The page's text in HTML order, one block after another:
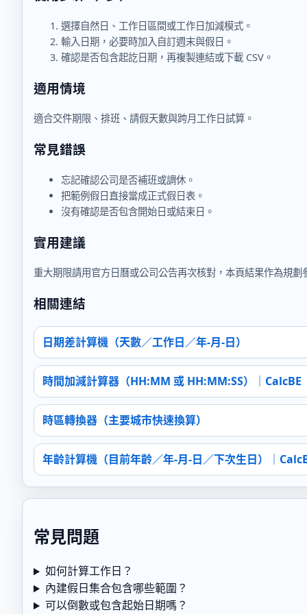
選擇自然日、工作日區間或工作日加減模式。
輸入日期，必要時加入自訂週末與假日。
確認是否包含起訖日期，再複製連結或下載 CSV。
適用情境
適合交件期限、排班、請假天數與跨月工作日試算。
常見錯誤
忘記確認公司是否補班或調休。
把範例假日直接當成正式假日表。
沒有確認是否包含開始日或結束日。
實用建議
重大期限請用官方日曆或公司公告再次核對，本頁結果作為規劃
相關連結
日期差計算機（天數／工作日／年-月-日）
時間加減計算器（HH:MM 或 HH:MM:SS）｜CalcBE
時區轉換器（主要城市快速換算）
年齡計算機（目前年齡／年-月-日／下次生日）｜
常見問題
如何計算工作日？
內建假日集合包含哪些範圍？
可以倒數或包含起始日期嗎？